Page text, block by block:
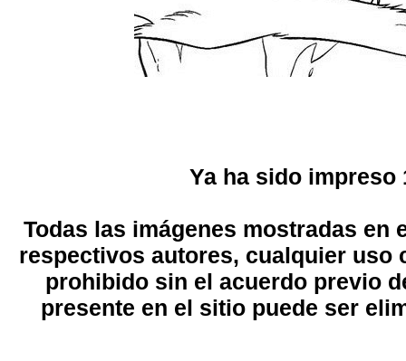
Ya ha sido impreso
Todas las imágenes mostradas en
respectivos autores, cualquier uso
prohibido sin el acuerdo previo
presente en el sitio puede ser